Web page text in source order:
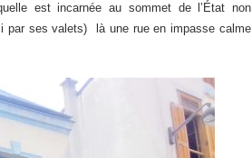
est incarnée au sommet de l’État non
par ses valets) là une rue en impasse calme